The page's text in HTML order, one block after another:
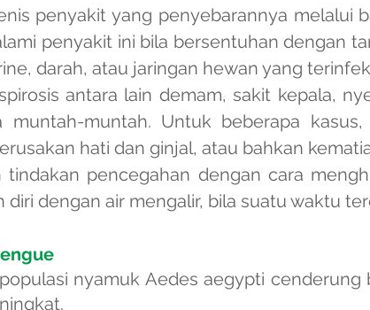
penyakit yang penyebarannya melalui
penyakit ini bila bersentuhan dengan
darah, atau jaringan hewan yang
antara lain demam, sakit kepala,
muntah. Untuk beberapa
hati dan ginjal, atau bahkan
tindakan pencegahan dengan cara
diri dengan air mengalir, bila suatu waktu
nyamuk Aedes aegypti cenderung